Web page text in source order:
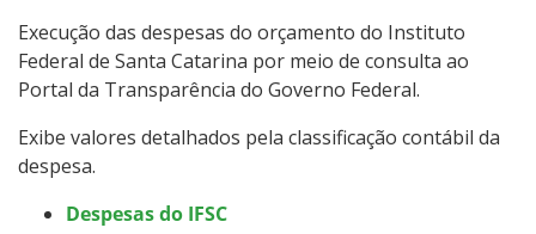
Execução das despesas do orçamento do Instituto
Federal de Santa Catarina por meio de consulta ao
Portal da Transparência do Governo Federal.
Exibe valores detalhados pela classificação contábil da
despesa.
Despesas do IFSC